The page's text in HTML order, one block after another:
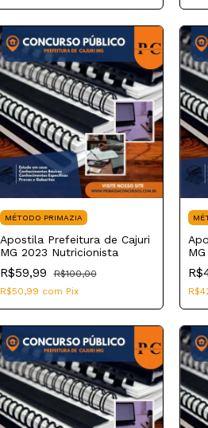
MÉTODO PRIMAZIA
Apostila Prefeitura de Cajuri
MG 2023 Nutricionista
R$59,99
R$100,00
R$50,99 com Pix